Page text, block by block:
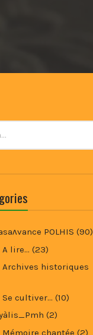
POLHIS (90)
A lire… (23)
Archives historiques
Se cultiver… (10)
(2)
Mémoire chantée (2)